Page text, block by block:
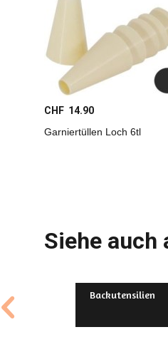
CHF 14.90
Garniertüllen Loch 6tl
Siehe auch
Backutensilien